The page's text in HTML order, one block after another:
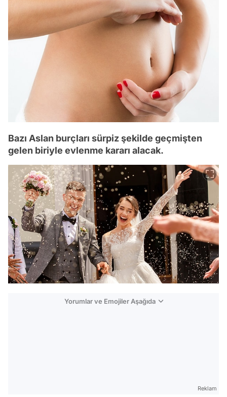
Bazı Aslan burçları sürpiz şekilde geçmişten
gelen biriyle evlenme kararı alacak.
Yorumlar ve Emojiler Aşağıda
Reklam